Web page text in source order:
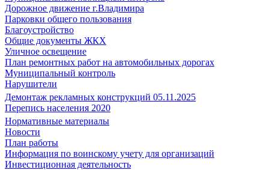
Дорожное движение г.Владимира
Парковки общего пользования
Благоустройство
Общие документы ЖКХ
Уличное освещение
План ремонтных работ на автомобильных дорогах
Муниципальный контроль
Нарушители
Демонтаж рекламных конструкций 05.11.2025
Перепись населения 2020
Нормативные материалы
Новости
План работы
Информация по воинскому учету для организаций
Инвестиционная деятельность